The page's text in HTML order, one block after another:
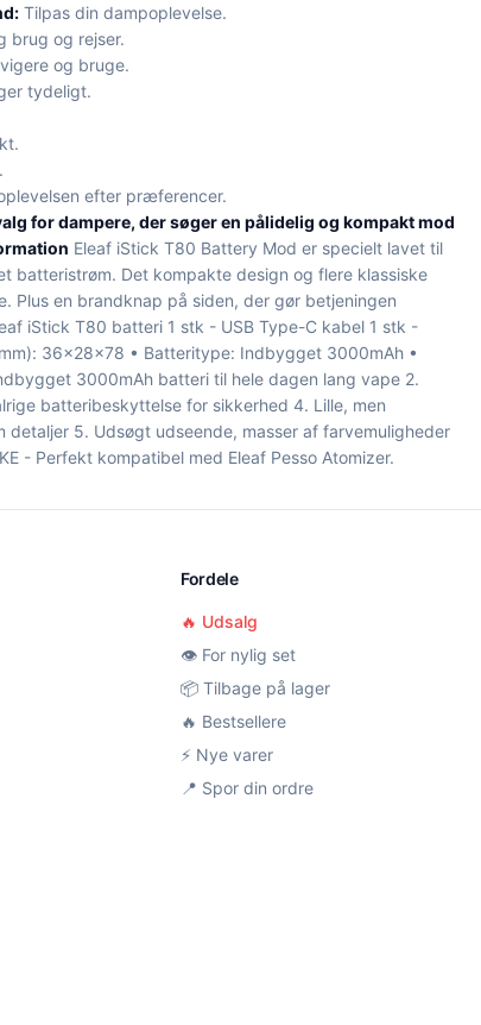
Tilpas din dampoplevelse.
brug og rejser.
og bruge.
tydeligt.
efter præferencer.
for dampere, der søger en pålidelig og kompakt mod
Eleaf iStick T80 Battery Mod er specielt lavet til
batteristrøm. Det kompakte design og flere klassiske
Plus en brandknap på siden, der gør betjeningen
iStick T80 batteri 1 stk - USB Type-C kabel 1 stk -
36×28×78 • Batteritype: Indbygget 3000mAh •
3000mAh batteri til hele dagen lang vape 2.
batteribeskyttelse for sikkerhed 4. Lille, men
5. Udsøgt udseende, masser af farvemuligheder
- Perfekt kompatibel med Eleaf Pesso Atomizer.
Fordele
🔥 Udsalg
👁️ For nylig set
📦 Tilbage på lager
🔥 Bestsellere
⚡ Nye varer
📍 Spor din ordre